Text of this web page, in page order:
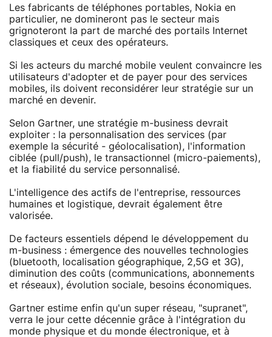
Les fabricants de téléphones portables, Nokia en
particulier, ne domineront pas le secteur mais
grignoteront la part de marché des portails Internet
classiques et ceux des opérateurs.
Si les acteurs du marché mobile veulent convaincre les
utilisateurs d'adopter et de payer pour des services
mobiles, ils doivent reconsidérer leur stratégie sur un
marché en devenir.
Selon Gartner, une stratégie m-business devrait
exploiter : la personnalisation des services (par
exemple la sécurité - géolocalisation), l'information
ciblée (pull/push), le transactionnel (micro-paiements),
et la fiabilité du service personnalisé.
L'intelligence des actifs de l'entreprise, ressources
humaines et logistique, devrait également être
valorisée.
De facteurs essentiels dépend le développement du
m-business : émergence des nouvelles technologies
(bluetooth, localisation géographique, 2,5G et 3G),
diminution des coûts (communications, abonnements
et réseaux), évolution sociale, besoins économiques.
Gartner estime enfin qu'un super réseau, "supranet",
verra le jour cette décennie grâce à l'intégration du
monde physique et du monde électronique, et à